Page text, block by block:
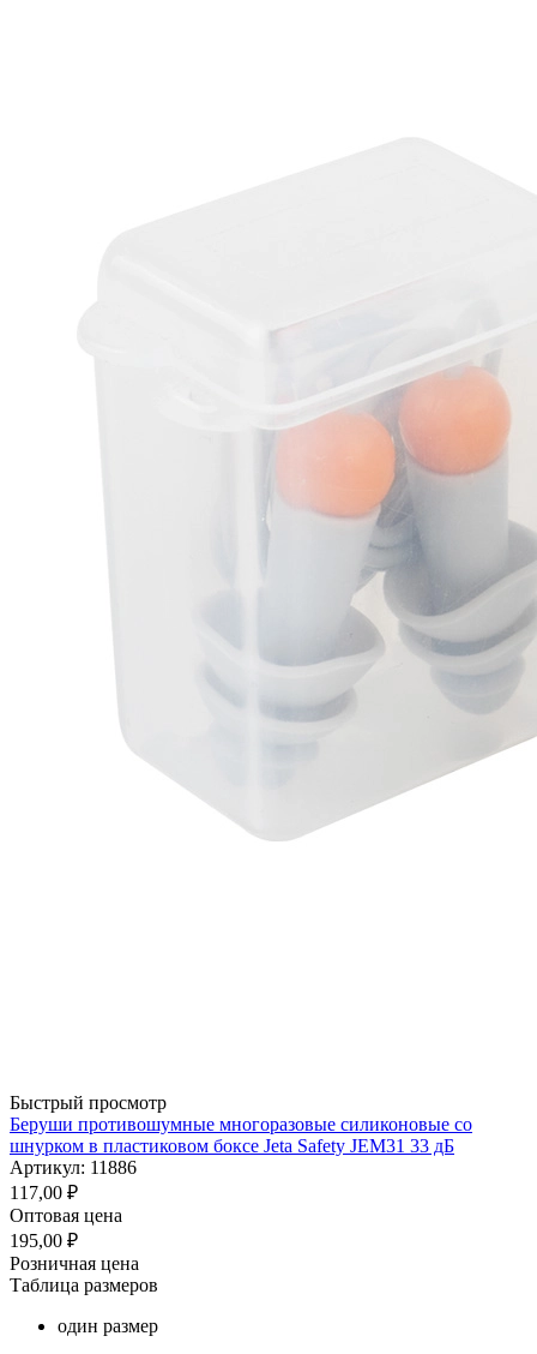
Быстрый просмотр
Беруши противошумные многоразовые силиконовые со
шнурком в пластиковом боксе Jeta Safety JEM31 33 дБ
Артикул: 11886
117,00 ₽
Оптовая цена
195,00 ₽
Розничная цена
Таблица размеров
один размер